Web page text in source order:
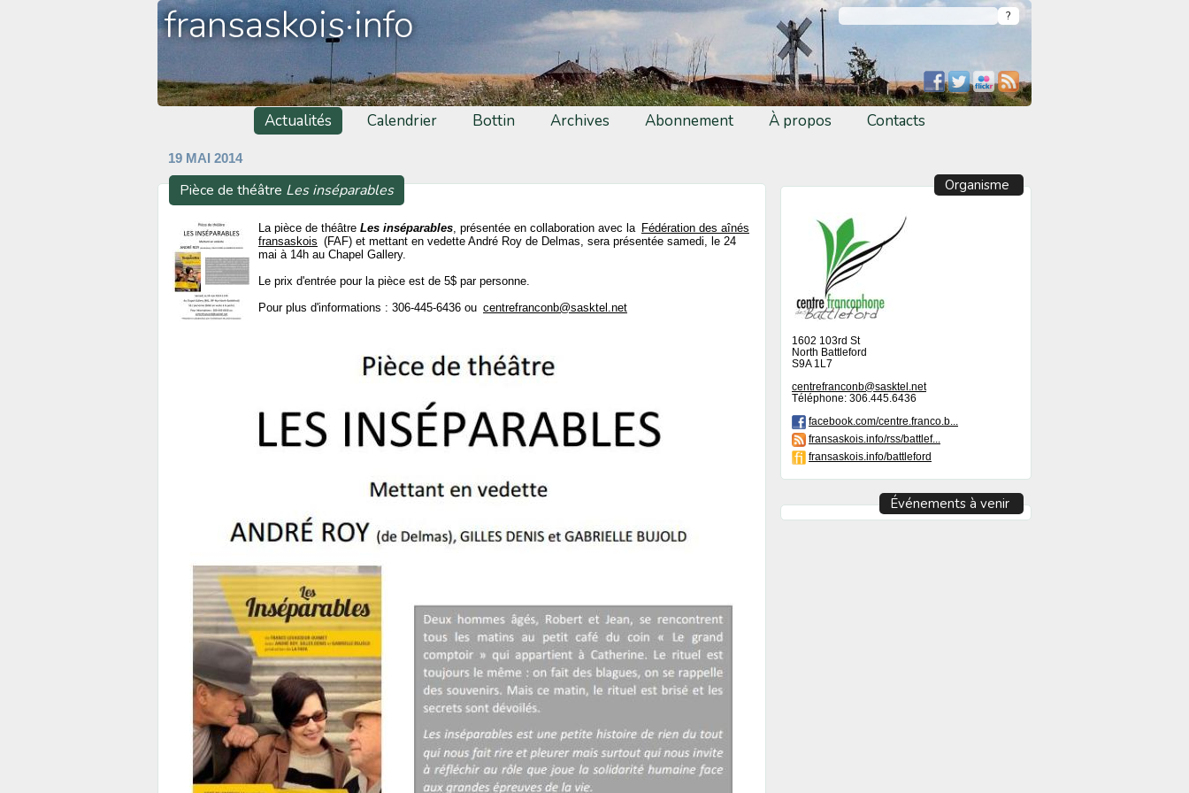
fransaskois·info
Actualités Calendrier Bottin Archives Abonnement À propos Contacts
19 MAI 2014
Pièce de théâtre Les inséparables
La pièce de théâtre Les inséparables, présentée en collaboration avec la Fédération des aînés
fransaskois (FAF) et mettant en vedette André Roy de Delmas, sera présentée samedi, le 24
mai à 14h au Chapel Gallery.
Le prix d'entrée pour la pièce est de 5$ par personne.
Pour plus d'informations : 306-445-6436 ou centrefranconb@sasktel.net
Organisme
1602 103rd St
North Battleford
S9A 1L7
centrefranconb@sasktel.net
Téléphone: 306.445.6436
facebook.com/centre.franco.b...
fransaskois.info/rss/battlef...
fransaskois.info/battleford
Événements à venir